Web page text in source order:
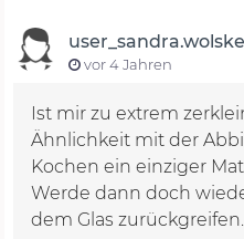
vor 4 Jahren
Ist mir zu extrem
Ähnlichkeit mit der
Kochen ein einziger
Werde dann doch
dem Glas zurückgreifen.